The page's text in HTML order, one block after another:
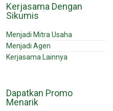
Kerjasama Dengan
Sikumis
Menjadi Mitra Usaha
Menjadi Agen
Kerjasama Lainnya
Dapatkan Promo
Menarik